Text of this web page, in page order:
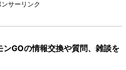
ンサーリンク
ンGOの情報交換や質問、雑談を